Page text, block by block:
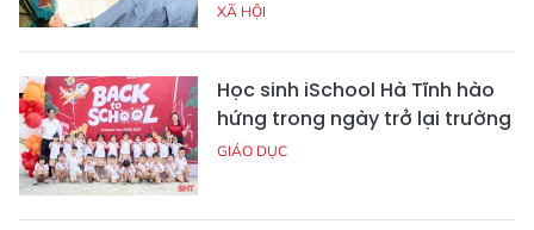
XÃ HỘI
Học sinh iSchool Hà Tĩnh hào
hứng trong ngày trở lại trường
GIÁO DỤC